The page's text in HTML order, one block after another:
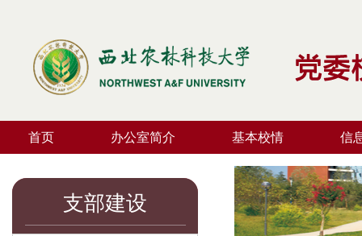
首页 办公室简介 基本校情 信
支部建设